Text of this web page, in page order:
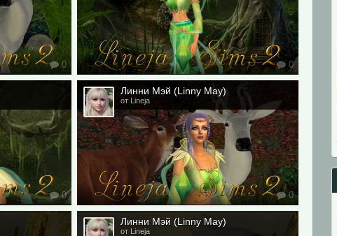
0 0
0
Линни Мэй (Linny May)
от Lineja
0
Линни Мэй (Linny May)
от Lineja